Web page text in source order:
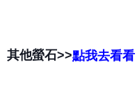
其他螢石>>點我去看看